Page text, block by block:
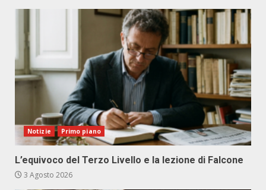
Notizie Primo piano
L’equivoco del Terzo Livello e la lezione di Falcone
3 Agosto 2026